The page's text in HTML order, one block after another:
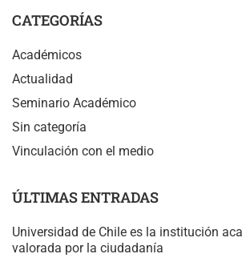
CATEGORÍAS
Académicos
Actualidad
Seminario Académico
Sin categoría
Vinculación con el medio
ÚLTIMAS ENTRADAS
Universidad de Chile es la institución
valorada por la ciudadanía